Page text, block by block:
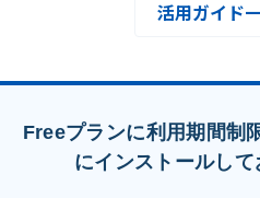
活用ガイド
Freeプランに利用期間制
にインストールして